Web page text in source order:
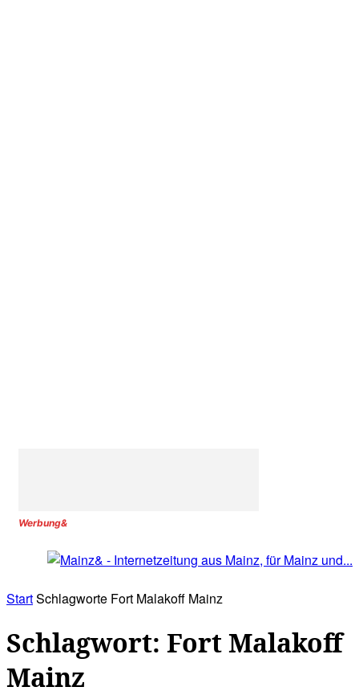
Werbung&
StartSchlagworte Fort Malakoff Mainz
Schlagwort: Fort Malakoff
Mainz